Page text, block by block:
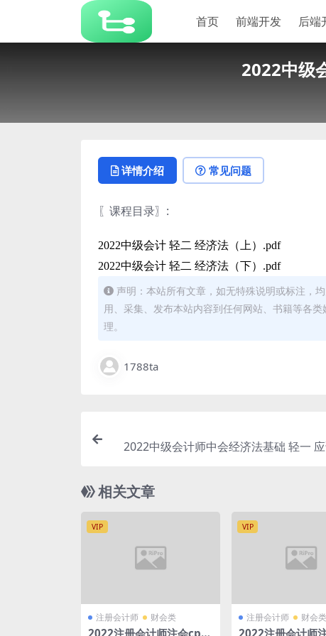
首页 前端开发 后端
2022中级
详情介绍 常见问题
〖课程目录〗 :
2022中级会计 轻二 经济法（上）.pdf
2022中级会计 轻二 经济法（下）.pdf
声明：本站所有文章，如无特殊说明或标注，
用、采集、发布本站内容到任何网站、书籍等各
理。
1788ta
2022中级会计师中会经济法基础 轻一
相关文章
VIP
注册会计师 财会类
VIP
注册会计师 财会类